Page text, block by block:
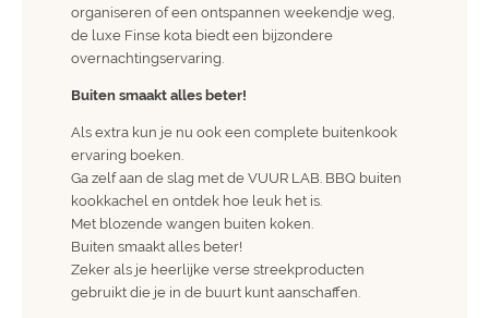
organiseren of een ontspannen weekendje weg,
de luxe Finse kota biedt een bijzondere
overnachtingservaring.
Buiten smaakt alles beter!
Als extra kun je nu ook een complete buitenkook
ervaring boeken.
Ga zelf aan de slag met de VUUR LAB. BBQ buiten
kookkachel en ontdek hoe leuk het is.
Met blozende wangen buiten koken.
Buiten smaakt alles beter!
Zeker als je heerlijke verse streekproducten
gebruikt die je in de buurt kunt aanschaffen.